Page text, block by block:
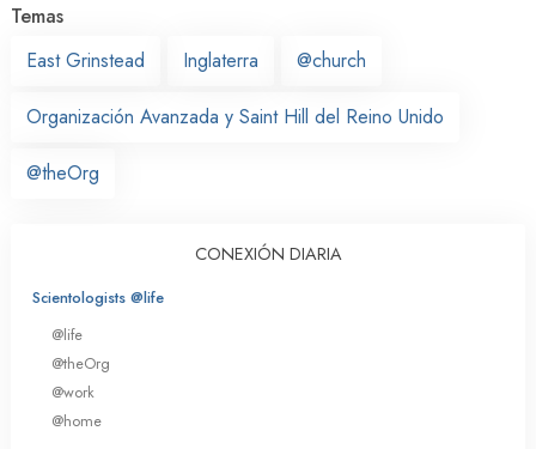
Temas
East Grinstead
Inglaterra @church
Organización Avanzada y Saint Hill del Reino Unido
@theOrg
CONEXIÓN DIARIA
Scientologists @life
@life
@theOrg
@work
@home